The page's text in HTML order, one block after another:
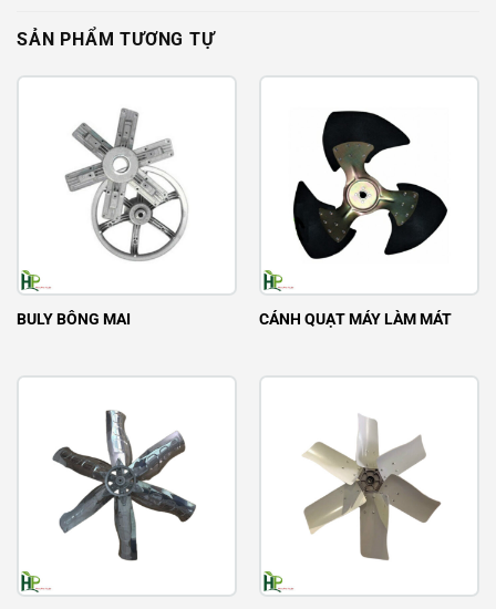
SẢN PHẨM TƯƠNG TỰ
BULY BÔNG MAI CÁNH QUẠT MÁY LÀM MÁT